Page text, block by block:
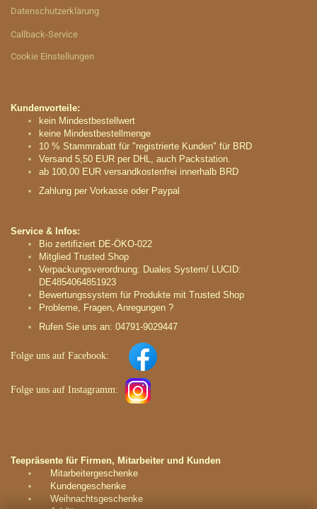
Datenschutzerklärung
Callback-Service
Cookie Einstellungen
Kundenvorteile:
kein Mindestbestellwert
keine Mindestbestellmenge
10 % Stammrabatt für "registrierte Kunden" für BRD
Versand 5,50 EUR per DHL, auch Packstation.
ab 100,00 EUR versandkostenfrei innerhalb BRD
Zahlung per Vorkasse oder Paypal
Service & Infos:
Bio zertifiziert DE-ÖKO-022
Mitglied Trusted Shop
Verpackungsverordnung: Duales System/ LUCID:
DE4854064851923
Bewertungssystem für Produkte mit Trusted Shop
Probleme, Fragen, Anregungen ?
Rufen Sie uns an: 04791-9029447
Folge uns auf Facebook:
Folge uns auf Instagramm:
Teepräsente für Firmen, Mitarbeiter und Kunden
Mitarbeitergeschenke
Kundengeschenke
Weihnachtsgeschenke